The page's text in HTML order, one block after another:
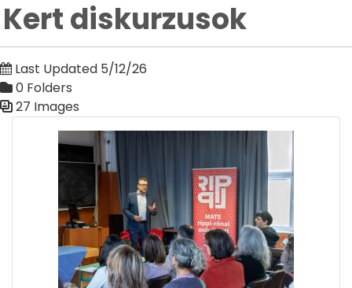
Kert diskurzusok
Last Updated 5/12/26
0 Folders
27 Images